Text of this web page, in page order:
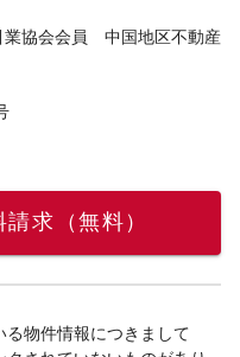
業協会会員 中国地区不動産
求（無料）
物件情報につきまして